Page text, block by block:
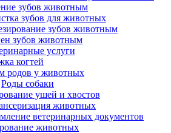
зубов животным
зубов для животных
зубов животным
зубов животным
услуги
когтей
родов у животных
Роды собаки
ушей и хвостов
животных
ветеринарных документов
животных